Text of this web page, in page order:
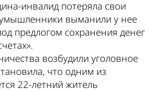
инвалид потеряла свои
выманили у нее
предлогом сохранения денег
возбудили уголовное
что одним из
22-летний житель